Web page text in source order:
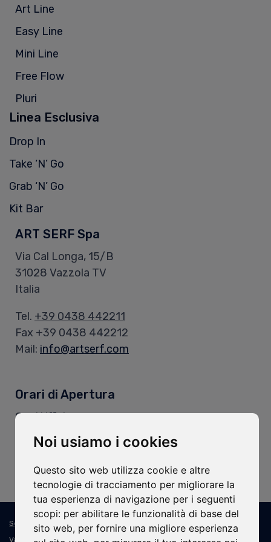
Noi usiamo i cookies
Questo sito web utilizza cookie e altre
tecnologie di tracciamento per migliorare la
tua esperienza di navigazione per i seguenti
scopi: per abilitare le funzionalità di base del
sito web, per fornire una migliore esperienza
Art Line
Easy Line
Mini Line
Free Flow
Pluri
Linea Esclusiva
Drop In
Take ‘N’ Go
Grab ‘N’ Go
Kit Bar
ART SERF Spa
Via Cal Longa, 15/B
31028 Vazzola TV
Italia
Tel. +39 0438 442211
Fax +39 0438 442212
Mail: info@artserf.com
Orari di Apertura
Orari Uffici:
Lun - Ven: 8.00-12.00 / 13.30-17.30
Lun - Ven: 8.00-11.45 / 13.15-16.30
Sede Legale e Operativa: ART SERF Spa - Via Cal Longa, 15/B - 31028
Vazzola TV - Italia - C.F. e P.IVA: IT02394310268 - PEC: artserf@pec.it -